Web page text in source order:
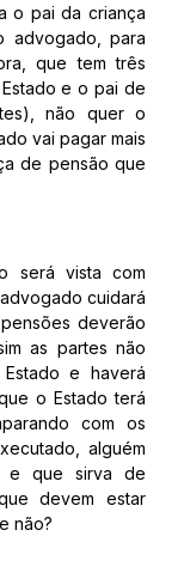
o pai da criança
advogado, para
que tem três
e o pai de
não quer o
vai pagar mais
de pensão que
será vista com
cuidará
deverão
as partes não
e haverá
o Estado terá
com os
alguém
e que sirva de
devem estar
não?